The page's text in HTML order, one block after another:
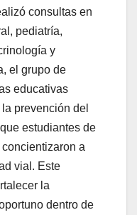
consultas en
pediatría,
y
el grupo de
educativas
prevención del
estudiantes de
a
vial. Este
la
dentro de